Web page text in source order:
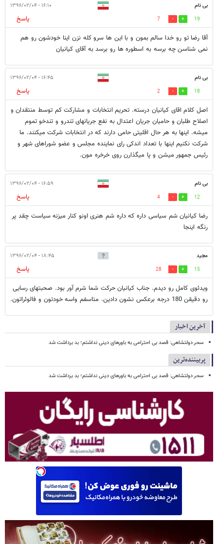
بی نام ۱۶:۱۰ - ۱۳۹۶/۰۲/۰۴
19
7
پاسخ
آقا رضا تو رو خدا سالم بمون و با این ها سرو کله نزن اینا خودشون رو هم
نمی شناسن چه برسه به اسطوره ها رو برسد به آقای کیانیان
بی نام ۱۶:۴۵ - ۱۳۹۶/۰۲/۰۴
18
2
پاسخ
اصل کلام اقای کیانیان درسته. تحریم انتخابات و مشارکت کم توسط منتقدان و
اصلاح طلبان و حامیان جریان اعتدال به نفع جریانهای تندرو و تندخو تموم
میشه. اینها به هر حال اقلیتی حامی دارند که در انتخابات شرکت میکنند. ما
شرکت نکنیم اینها با تعداد اندکی رای نماینده مجلس و عضو شوراهای شهر و
رئیس جمهور میشن و پا میگذارن روی خرخره مون.
بی نام ۱۶:۵۹ - ۱۳۹۶/۰۲/۰۴
12
4
پاسخ
رضا کیانیان شم سیاسی داره که داره شم هنری اونو کنار میزنه سیاست چقد پر
رنگه اینجا
مجید ۱۸:۴۵ - ۱۳۹۶/۰۲/۰۴
15
28
پاسخ
ویدئوی کامل رو دیدم. جناب کیانیان حرکت شما شرم آور بود. صحبتهای رسایی
رو دقیقن 180 درجه برعکس نشون دادین. متاسفم واسه خودتون و فالوئراتون.
آخرین اخبار
سحر دولتشاهی: قصد بی احترامی به باورهای دینی نداشتم؛ بد برداشت شد
پربیننده‌ترین
سحر دولتشاهی: قصد بی احترامی به باورهای دینی نداشتم؛ بد برداشت شد